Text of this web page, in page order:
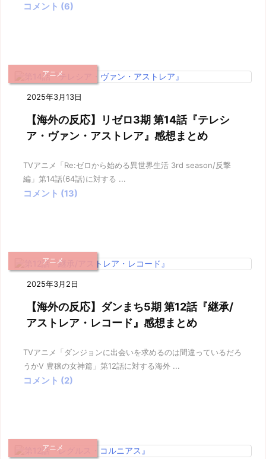
コメント (6)
2025年3月13日
アニメ
【海外の反応】リゼロ3期 第14話『テレシ
ア・ヴァン・アストレア』感想まとめ
TVアニメ「Re:ゼロから始める異世界生活 3rd season/反撃
編」第14話(64話)に対する ...
コメント (13)
2025年3月2日
アニメ
【海外の反応】ダンまち5期 第12話『継承/
アストレア・レコード』感想まとめ
TVアニメ「ダンジョンに出会いを求めるのは間違っているだろ
うかV 豊穣の女神篇」第12話に対する海外 ...
コメント (2)
アニメ